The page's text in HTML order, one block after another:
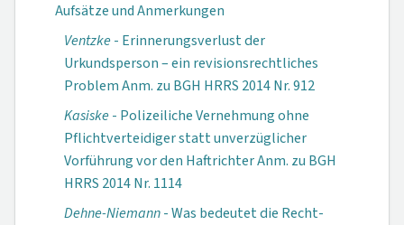
Aufsätze und Anmerkungen
Ventzke- Erinnerungsverlust der
Urkundsperson – ein revisionsrechtliches
Problem Anm. zu BGH HRRS 2014 Nr. 912
Kasiske- Polizeiliche Vernehmung ohne
Pflichtverteidiger statt unverzüglicher
Vorführung vor den Haftrichter Anm. zu BGH
HRRS 2014 Nr. 1114
Dehne-Niemann- Was bedeutet die Recht­